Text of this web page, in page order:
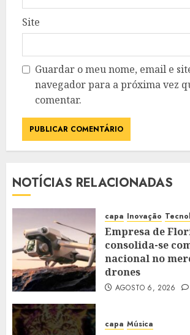
Site
Guardar o meu nome, email e
navegador para a próxima vez
comentar.
NOTÍCIAS RELACIONADAS
capa Inovação
Empresa de
consolida-se
nacional no
drones
AGOSTO 6, 2026
capa Música